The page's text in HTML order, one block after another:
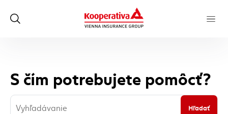
S čím potrebujete pomôcť?
Hľadať